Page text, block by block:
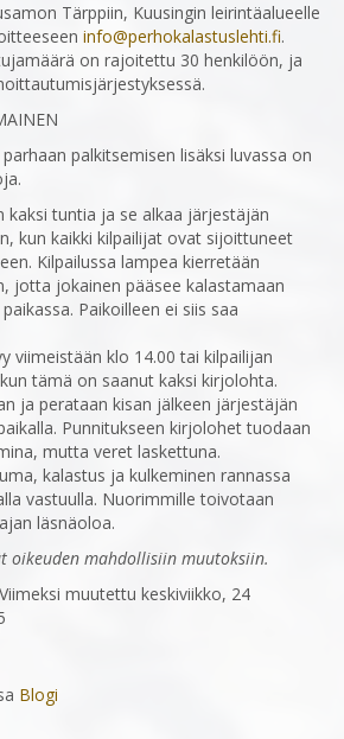
Tärppiin, Kuusingin leirintäalueelle
info@perhokalastuslehti.fi.
on rajoitettu 30 henkilöön, ja
palkitsemisen lisäksi luvassa on
kaksi tuntia ja se alkaa järjestäjän
kun kaikki kilpailijat ovat sijoittuneet
Kilpailussa lampea kierretään
jotta jokainen pääsee kalastamaan
Paikoilleen ei siis saa
viimeistään klo 14.00 tai kilpailijan
tämä on saanut kaksi kirjolohta.
ja perataan kisan jälkeen järjestäjän
Punnitukseen kirjolohet tuodaan
mutta veret laskettuna.
kalastus ja kulkeminen rannassa
vastuulla. Nuorimmille toivotaan
läsnäoloa.
oikeuden mahdollisiin muutoksiin.
Viimeksi muutettu keskiviikko, 24
Blogi